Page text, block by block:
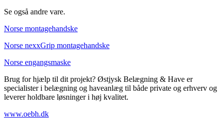
Se også andre vare.
Norse montagehandske
Norse nexxGrip montagehandske
Norse engangsmaske
Brug for hjælp til dit projekt? Østjysk Belægning & Have er
specialister i belægning og haveanlæg til både private og erhverv og
leverer holdbare løsninger i høj kvalitet.
www.oebh.dk